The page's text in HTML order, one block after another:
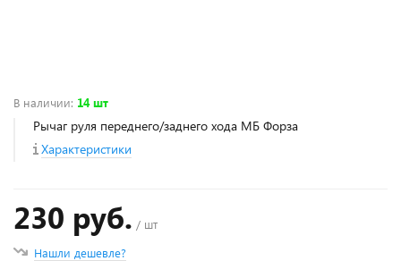
В наличии: 14 шт
Рычаг руля переднего/заднего хода МБ Форза
Характеристики
230 руб. / шт
Нашли дешевле?